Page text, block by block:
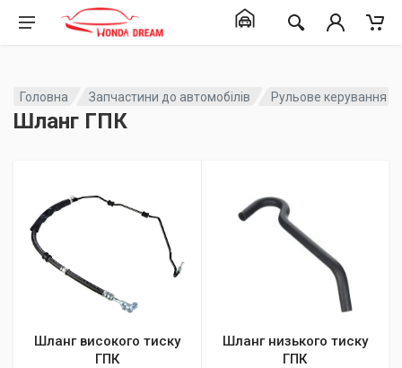
Головна Запчастини до автомобілів Рульове керування
Шланг ГПК
Шланг високого тиску
ГПК
Шланг низького тиску
ГПК